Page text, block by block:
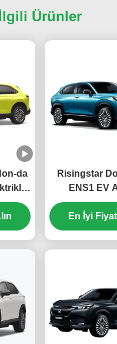
Ürünler
da
şarj
Risingstar
ENS1 EV
Ternary
Pil Tipi 2023
En İyi